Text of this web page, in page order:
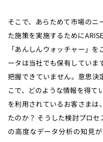
そこで、あらためて市場のニ
た施策を実施するために
「あんしんウォッチャー」
ータは当社でも保有していま
把握できていません。意思決
こで、どのような情報を得て
を利用されているお客さまは
たのか？ そうした検討プロ
の高度なデータ分析の知見